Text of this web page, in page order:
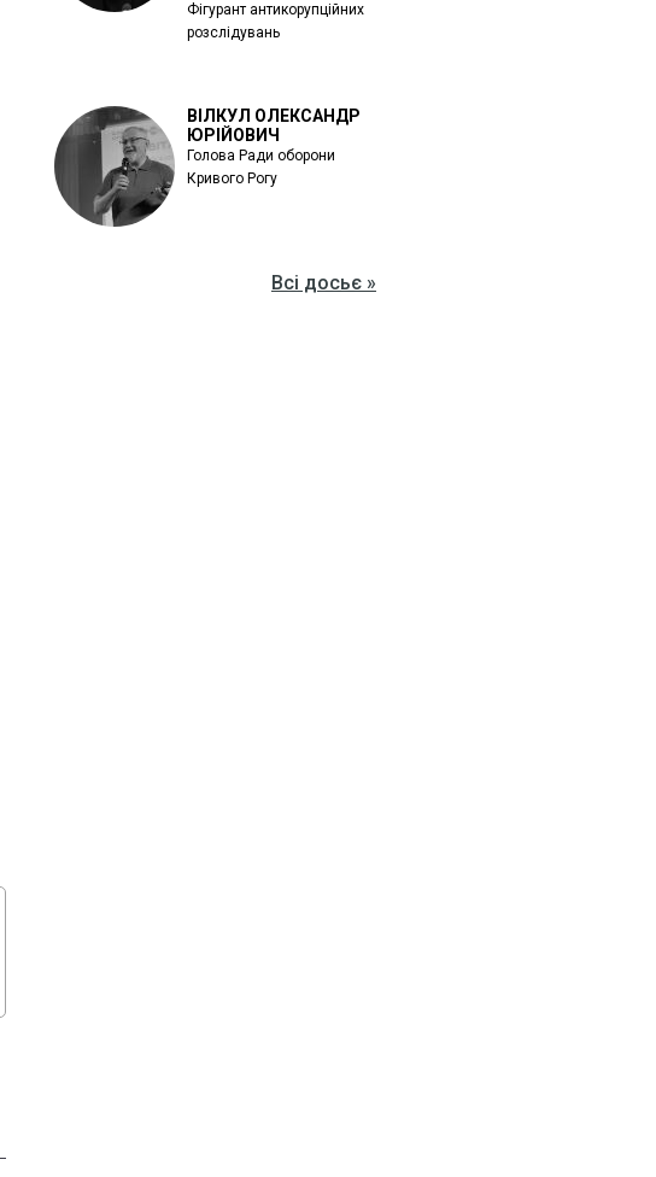
Фігурант антикорупційних
розслідувань
ВІЛКУЛ ОЛЕКСАНДР
ЮРІЙОВИЧ
Голова Ради оборони
Кривого Рогу
Всі досьє »